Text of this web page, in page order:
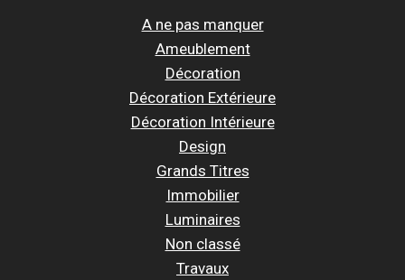
A ne pas manquer
Ameublement
Décoration
Décoration Extérieure
Décoration Intérieure
Design
Grands Titres
Immobilier
Luminaires
Non classé
Travaux